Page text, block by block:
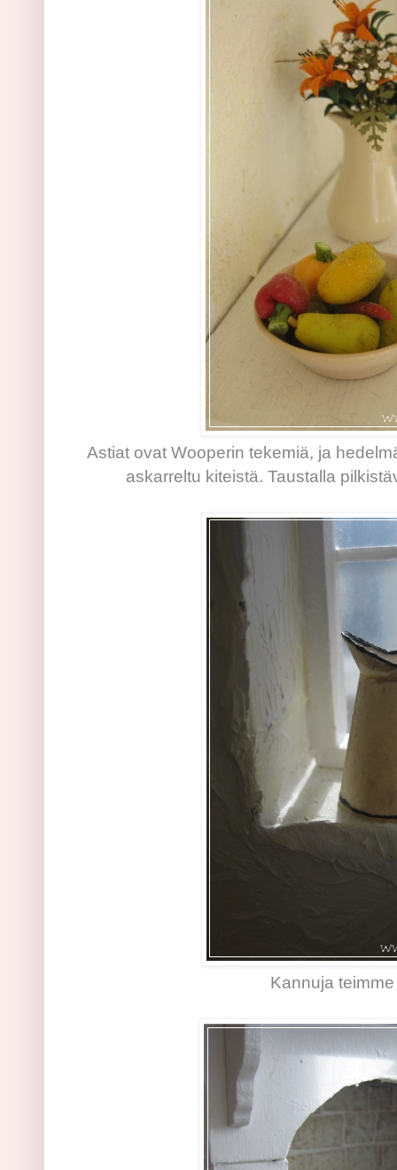
Astiat ovat Wooperin tekemiä, ja
askarreltu kiteistä. Taustalla
Kannuja